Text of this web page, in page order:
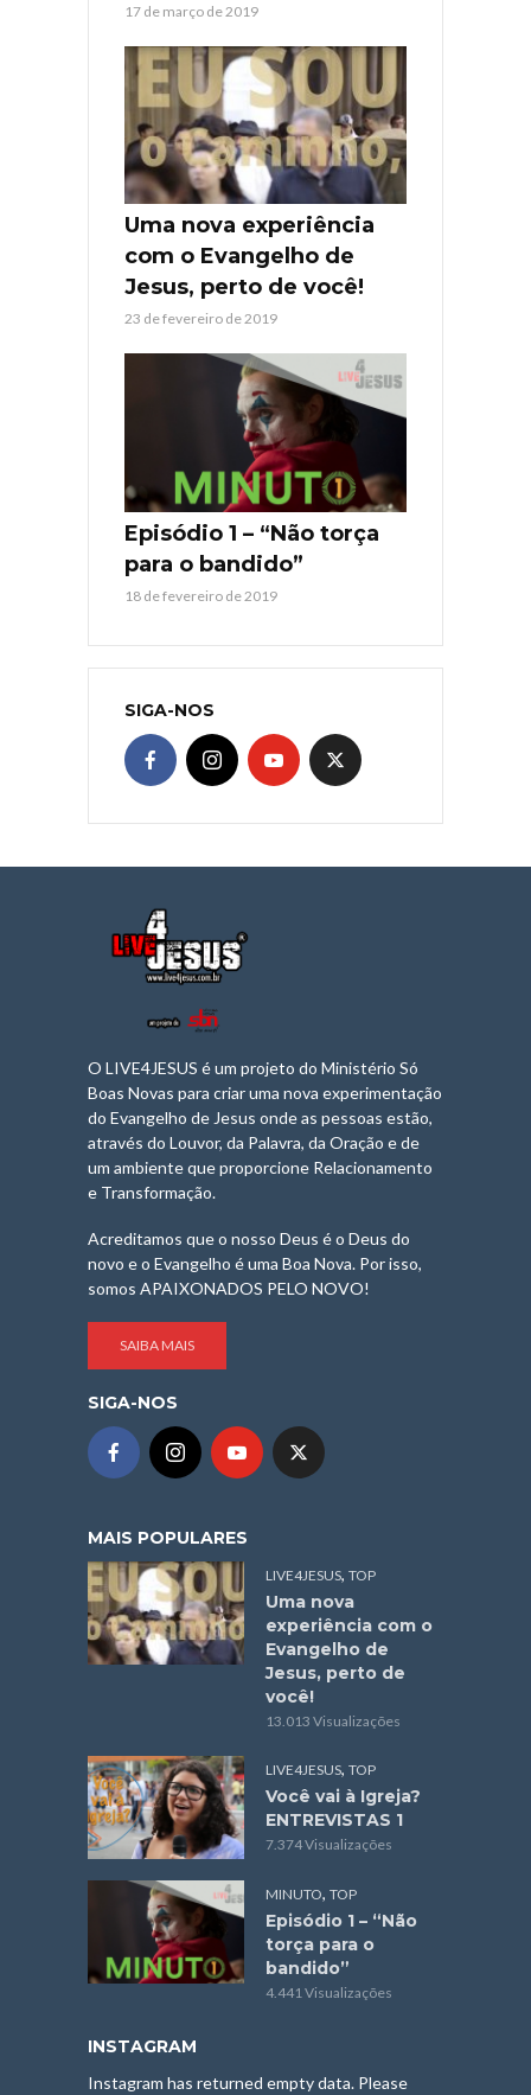
17 de março de 2019
Uma nova experiência
com o Evangelho de
Jesus, perto de você!
23 de fevereiro de 2019
Episódio 1 – “Não torça
para o bandido”
18 de fevereiro de 2019
SIGA-NOS
O LIVE4JESUS é um projeto do Ministério Só
Boas Novas para criar uma nova experimentação
do Evangelho de Jesus onde as pessoas estão,
através do Louvor, da Palavra, da Oração e de
um ambiente que proporcione Relacionamento
e Transformação.
Acreditamos que o nosso Deus é o Deus do
novo e o Evangelho é uma Boa Nova. Por isso,
somos APAIXONADOS PELO NOVO!
SAIBA MAIS
SIGA-NOS
MAIS POPULARES
LIVE4JESUS, TOP
Uma nova
experiência com o
Evangelho de
Jesus, perto de
você!
13.013 Visualizações
LIVE4JESUS, TOP
Você vai à Igreja?
ENTREVISTAS 1
7.374 Visualizações
MINUTO, TOP
Episódio 1 – “Não
torça para o
bandido”
4.441 Visualizações
INSTAGRAM
Instagram has returned empty data. Please